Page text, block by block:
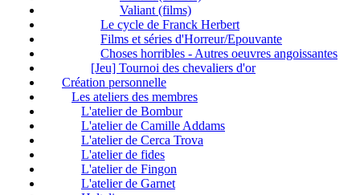
Valiant (films)
Le cycle de Franck Herbert
Films et séries d'Horreur/Epouvante
Choses horribles - Autres oeuvres angoissantes
[Jeu] Tournoi des chevaliers d'or
Création personnelle
Les ateliers des membres
L'atelier de Bombur
L'atelier de Camille Addams
L'atelier de Cerca Trova
L'atelier de fides
L'atelier de Fingon
L'atelier de Garnet